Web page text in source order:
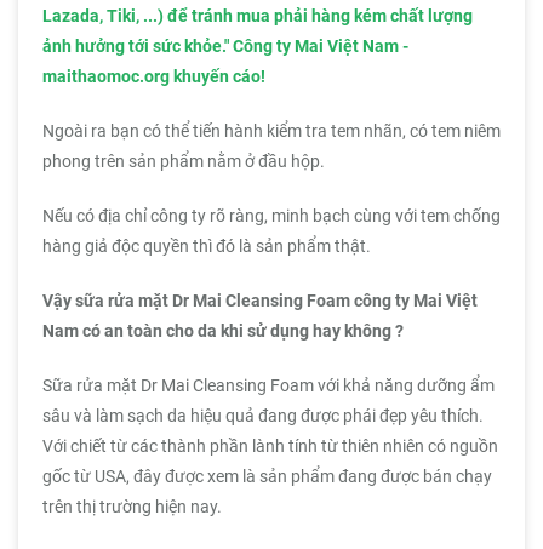
Lazada, Tiki, ...) để tránh mua phải hàng kém chất lượng
ảnh hưởng tới sức khỏe." Công ty Mai Việt Nam -
maithaomoc.org khuyến cáo!
Ngoài ra bạn có thể tiến hành kiểm tra tem nhãn, có tem niêm
phong trên sản phẩm nằm ở đầu hộp.
Nếu có địa chỉ công ty rõ ràng, minh bạch cùng với tem chống
hàng giả độc quyền thì đó là sản phẩm thật.
Vậy sữa rửa mặt Dr Mai Cleansing Foam công ty Mai Việt
Nam có an toàn cho da khi sử dụng hay không ?
Sữa rửa mặt Dr Mai Cleansing Foam với khả năng dưỡng ẩm
sâu và làm sạch da hiệu quả đang được phái đẹp yêu thích.
Với chiết từ các thành phần lành tính từ thiên nhiên có nguồn
gốc từ USA, đây được xem là sản phẩm đang được bán chạy
trên thị trường hiện nay.